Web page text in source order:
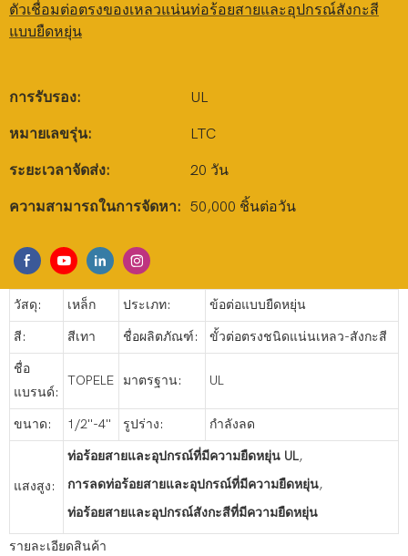
ตัวเชื่อมต่อตรงของเหลวแน่นท่อร้อยสายและอุปกรณ์สังกะสี
แบบยืดหยุ่น
การรับรอง: UL
หมายเลขรุ่น: LTC
ระยะเวลาจัดส่ง: 20 วัน
ความสามารถในการจัดหา: 50,000 ชิ้นต่อวัน
วัสดุ: เหล็ก ประเภท: ข้อต่อแบบยืดหยุ่น
สี: สีเทา ชื่อผลิตภัณฑ์: ขั้วต่อตรงชนิดแน่นเหลว-สังกะสี
ชื่อ
แบรนด์:
TOPELE มาตรฐาน: UL
ขนาด: 1/2''-4'' รูปร่าง: กำลังลด
แสงสูง:
ท่อร้อยสายและอุปกรณ์ที่มีความยืดหยุ่น UL,
การลดท่อร้อยสายและอุปกรณ์ที่มีความยืดหยุ่น,
ท่อร้อยสายและอุปกรณ์สังกะสีที่มีความยืดหยุ่น
รายละเอียดสินค้า